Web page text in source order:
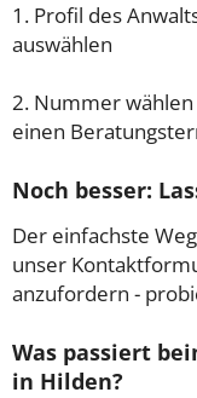
1. Profil des
auswählen
2. Nummer
einen
Noch besser:
Der einfachste
unser
anzufordern -
Was passiert
in Hilden?